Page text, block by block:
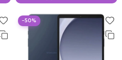
−50%